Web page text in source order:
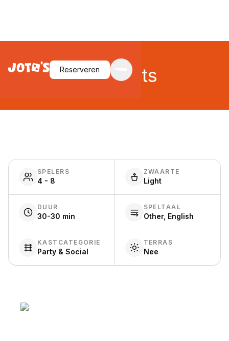
Reserveren
Fun Facts
SPELERS
4 - 8
ZWAARTE
Light
DUUR
30-30 min
SPELTAAL
Other, English
KASTCATEGORIE
Party & Social
TERRAS
Nee